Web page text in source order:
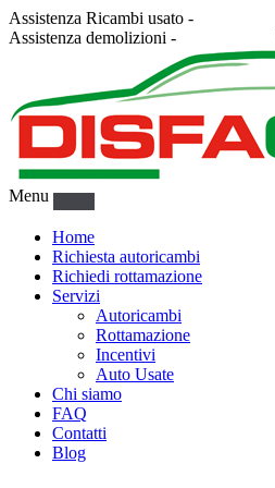
Assistenza Ricambi usato -
Assistenza demolizioni -
Menu
Home
Richiesta autoricambi
Richiedi rottamazione
Servizi
Autoricambi
Rottamazione
Incentivi
Auto Usate
Chi siamo
FAQ
Contatti
Blog